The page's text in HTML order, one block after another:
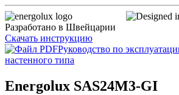
Разработано в Швейцарии
Скачать инструкцию
Руководство по
настенного типа
Energolux SAS24M3-GI